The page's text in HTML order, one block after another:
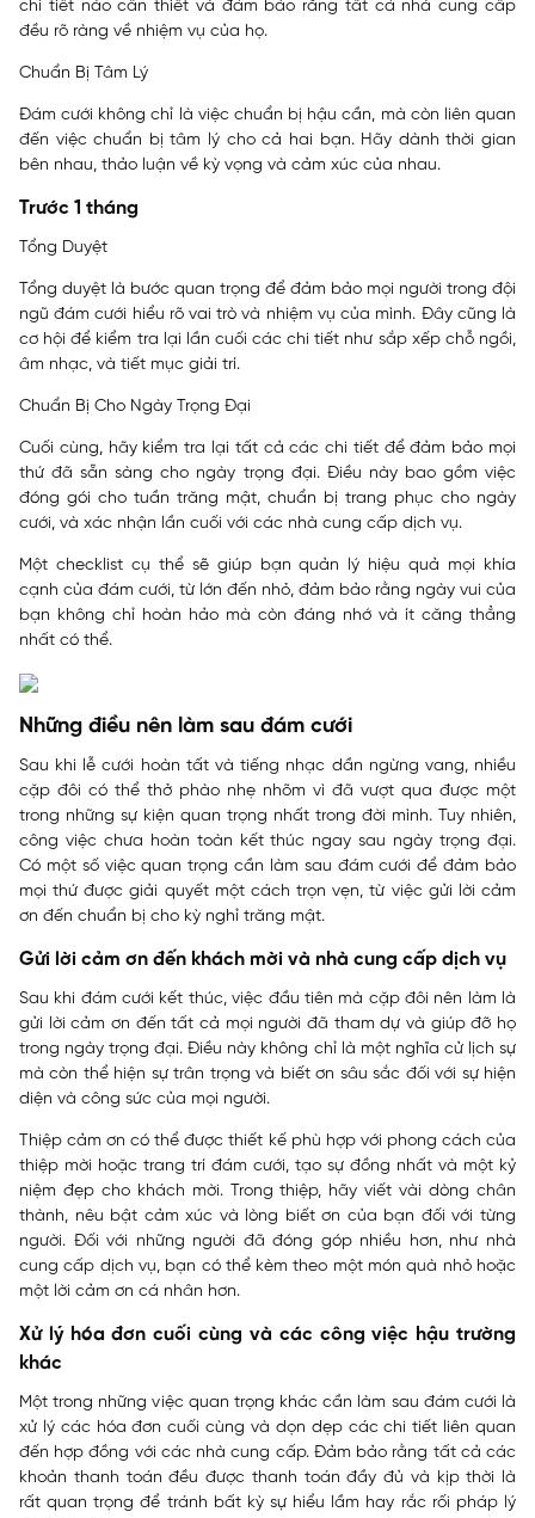
chi tiết nào cần thiết và đảm bảo rằng tất cả nhà cung cấp
đều rõ ràng về nhiệm vụ của họ.
Chuẩn Bị Tâm Lý
Đám cưới không chỉ là việc chuẩn bị hậu cần, mà còn liên quan
đến việc chuẩn bị tâm lý cho cả hai bạn. Hãy dành thời gian
bên nhau, thảo luận về kỳ vọng và cảm xúc của nhau.
Trước 1 tháng
Tổng Duyệt
Tổng duyệt là bước quan trọng để đảm bảo mọi người trong đội
ngũ đám cưới hiểu rõ vai trò và nhiệm vụ của mình. Đây cũng là
cơ hội để kiểm tra lại lần cuối các chi tiết như sắp xếp chỗ ngồi,
âm nhạc, và tiết mục giải trí.
Chuẩn Bị Cho Ngày Trọng Đại
Cuối cùng, hãy kiểm tra lại tất cả các chi tiết để đảm bảo mọi
thứ đã sẵn sàng cho ngày trọng đại. Điều này bao gồm việc
đóng gói cho tuần trăng mật, chuẩn bị trang phục cho ngày
cưới, và xác nhận lần cuối với các nhà cung cấp dịch vụ.
Một checklist cụ thể sẽ giúp bạn quản lý hiệu quả mọi khía
cạnh của đám cưới, từ lớn đến nhỏ, đảm bảo rằng ngày vui của
bạn không chỉ hoàn hảo mà còn đáng nhớ và ít căng thẳng
nhất có thể.
Những điều nên làm sau đám cưới
Sau khi lễ cưới hoàn tất và tiếng nhạc dần ngừng vang, nhiều
cặp đôi có thể thở phào nhẹ nhõm vì đã vượt qua được một
trong những sự kiện quan trọng nhất trong đời mình. Tuy nhiên,
công việc chưa hoàn toàn kết thúc ngay sau ngày trọng đại.
Có một số việc quan trọng cần làm sau đám cưới để đảm bảo
mọi thứ được giải quyết một cách trọn vẹn, từ việc gửi lời cảm
ơn đến chuẩn bị cho kỳ nghỉ trăng mật.
Gửi lời cảm ơn đến khách mời và nhà cung cấp dịch vụ
Sau khi đám cưới kết thúc, việc đầu tiên mà cặp đôi nên làm là
gửi lời cảm ơn đến tất cả mọi người đã tham dự và giúp đỡ họ
trong ngày trọng đại. Điều này không chỉ là một nghĩa cử lịch sự
mà còn thể hiện sự trân trọng và biết ơn sâu sắc đối với sự hiện
diện và công sức của mọi người.
Thiệp cảm ơn có thể được thiết kế phù hợp với phong cách của
thiệp mời hoặc trang trí đám cưới, tạo sự đồng nhất và một kỷ
niệm đẹp cho khách mời. Trong thiệp, hãy viết vài dòng chân
thành, nêu bật cảm xúc và lòng biết ơn của bạn đối với từng
người. Đối với những người đã đóng góp nhiều hơn, như nhà
cung cấp dịch vụ, bạn có thể kèm theo một món quà nhỏ hoặc
một lời cảm ơn cá nhân hơn.
Xử lý hóa đơn cuối cùng và các công việc hậu trường
khác
Một trong những việc quan trọng khác cần làm sau đám cưới là
xử lý các hóa đơn cuối cùng và dọn dẹp các chi tiết liên quan
đến hợp đồng với các nhà cung cấp. Đảm bảo rằng tất cả các
khoản thanh toán đều được thanh toán đầy đủ và kịp thời là
rất quan trọng để tránh bất kỳ sự hiểu lầm hay rắc rối pháp lý